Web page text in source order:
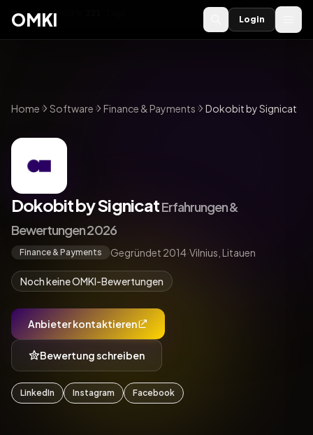
OMKI 2027
OMKI Login
Home Software Finance & Payments Dokobit by Signicat
Dokobit by SignicatErfahrungen &
Bewertungen 2026
Finance & Payments Gegründet 2014·Vilnius, Litauen
Noch keine OMKI-Bewertungen
Anbieter kontaktieren
Bewertung schreiben
LinkedIn Instagram Facebook